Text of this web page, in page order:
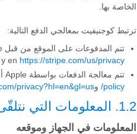
الخاصة بها.
ترتبط كوجنيفيت بمعالجي الدفع التالية:
تتم المدفوعات على الموقع من قبل FastSpring، Stripe أو PayPal مع سياسات الخصوصية الخاصة بهم الموجودة في
y en https://stripe.com/us/privacy
تتم معالجة الدفعات بواسطة Apple أو Google باستخدام سياسات الخصوصية الخاصة بها الموجودة في
policy/
وprivacy?hl=en&gl=us
1.2. المعلومات التي نتلقّى من استخدامك بخدماتنا
المعلومات في الجهاز وموقعه